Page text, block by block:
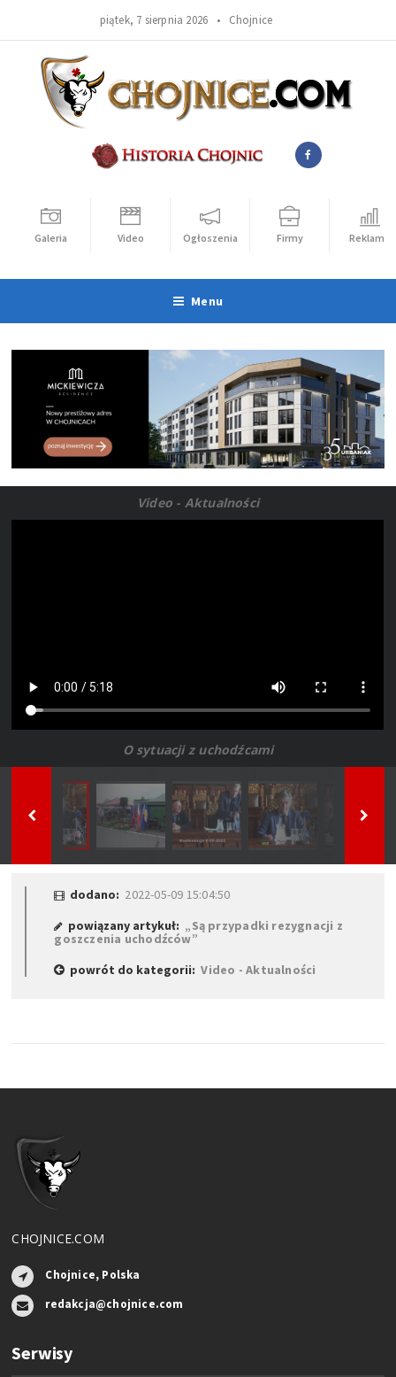
piątek, 7 sierpnia 2026 • Chojnice
Galeria Video Ogłoszenia Firmy Reklama
Menu
Video - Aktualności
O sytuacji z uchodźcami
dodano: 2022-05-09 15:04:50
powiązany artykuł: „Są przypadki rezygnacji z
goszczenia uchodźców”
powrót do kategorii:Video - Aktualności
CHOJNICE.COM
Chojnice, Polska
redakcja@chojnice.com
Serwisy